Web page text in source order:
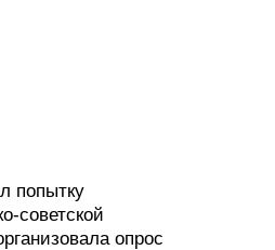
попытку
советской
опрос